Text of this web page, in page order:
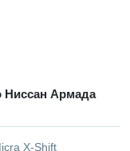
Ниссан Армада